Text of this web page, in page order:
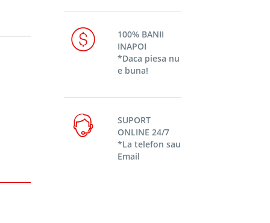
100% BANII
INAPOI
*Daca piesa nu
e buna!
SUPORT
ONLINE 24/7
*La telefon sau
Email